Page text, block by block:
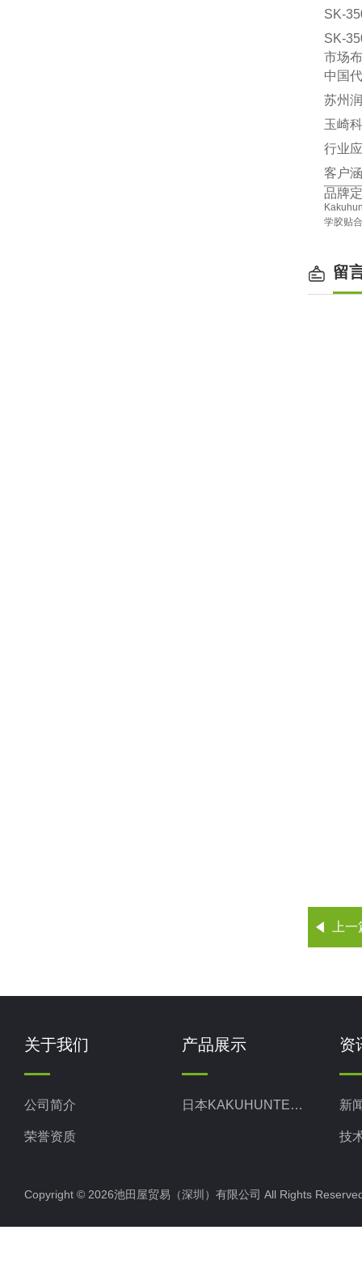
‌SK-
‌SK-
市场
中国
苏州
玉崎
行业
客户
品牌
学胶贴
留
上
关于我们
公司简介
荣誉资质
产品展示
日本KAKUHUNTER写真化学
资
新
技
Copyright © 2026池田屋贸易（深圳）有限公司 All Rights